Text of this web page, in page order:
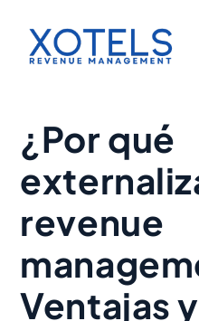
content
¿Por qué
revenue
Ventajas y